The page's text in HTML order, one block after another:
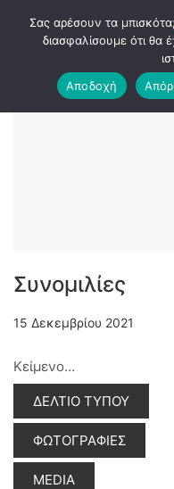
Συνομιλίες
15 Δεκεμβρίου 2021
Κείμενο…
ΔΕΛΤΙΟ ΤΥΠΟΥ
ΦΩΤΟΓΡΑΦΙΕΣ
MEDIA
Σας αρέσουν τα μπισκότα;
διασφαλίσουμε ότι θα
Αποδοχή